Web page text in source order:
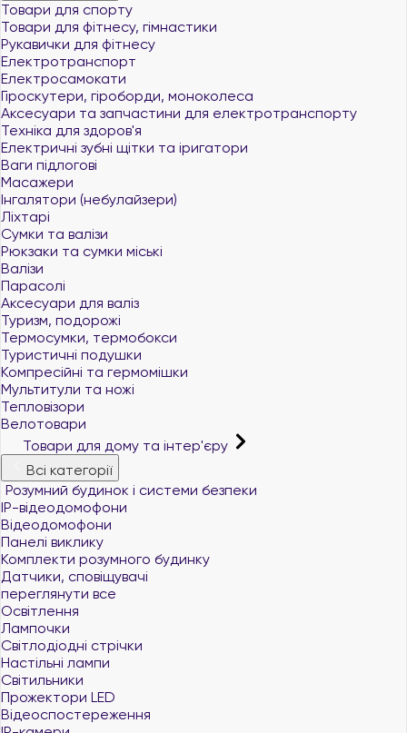
Товари для спорту
Товари для фітнесу, гімнастики
Рукавички для фітнесу
Електротранспорт
Електросамокати
Гіроскутери, гіроборди, моноколеса
Аксесуари та запчастини для електротранспорту
Техніка для здоров'я
Електричні зубні щітки та іригатори
Ваги підлогові
Масажери
Інгалятори (небулайзери)
Ліхтарі
Сумки та валізи
Рюкзаки та сумки міські
Валізи
Парасолі
Аксесуари для валіз
Туризм, подорожі
Термосумки, термобокси
Туристичні подушки
Компресійні та гермомішки
Мультитули та ножі
Тепловізори
Велотовари
Товари для дому та інтер'єру
Всі категорії
Розумний будинок і системи безпеки
IP-відеодомофони
Відеодомофони
Панелі виклику
Комплекти розумного будинку
Датчики, сповіщувачі
переглянути все
Освітлення
Лампочки
Світлодіодні стрічки
Настільні лампи
Світильники
Прожектори LED
Відеоспостереження